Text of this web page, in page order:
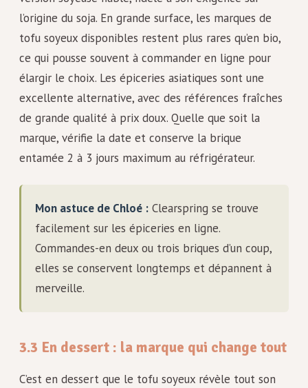
l’origine du soja. En grande surface, les marques de
tofu soyeux disponibles restent plus rares qu’en bio,
ce qui pousse souvent à commander en ligne pour
élargir le choix. Les épiceries asiatiques sont une
excellente alternative, avec des références fraîches
de grande qualité à prix doux. Quelle que soit la
marque, vérifie la date et conserve la brique
entamée 2 à 3 jours maximum au réfrigérateur.
Mon astuce de Chloé : Clearspring se trouve
facilement sur les épiceries en ligne.
Commandes-en deux ou trois briques d’un coup,
elles se conservent longtemps et dépannent à
merveille.
3.3 En dessert : la marque qui change tout
C’est en dessert que le tofu soyeux révèle tout son